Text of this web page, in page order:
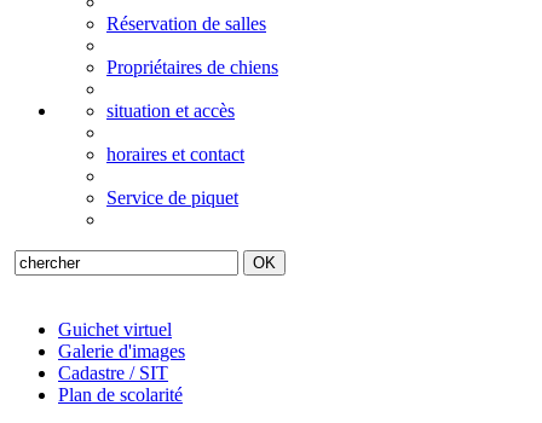
Réservation de salles
Propriétaires de chiens
situation et accès
horaires et contact
Service de piquet
Guichet virtuel
Galerie d'images
Cadastre / SIT
Plan de scolarité